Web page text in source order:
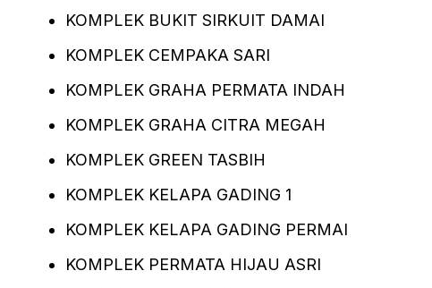
KOMPLEK BUKIT SIRKUIT DAMAI
KOMPLEK CEMPAKA SARI
KOMPLEK GRAHA PERMATA INDAH
KOMPLEK GRAHA CITRA MEGAH
KOMPLEK GREEN TASBIH
KOMPLEK KELAPA GADING 1
KOMPLEK KELAPA GADING PERMAI
KOMPLEK PERMATA HIJAU ASRI